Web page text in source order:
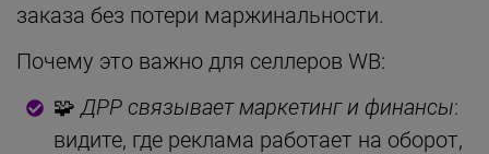
заказа без потери маржинальности.
Почему это важно для селлеров WB:
🧩ДРР связывает маркетинг и финансы:
видите, где реклама работает на оборот,